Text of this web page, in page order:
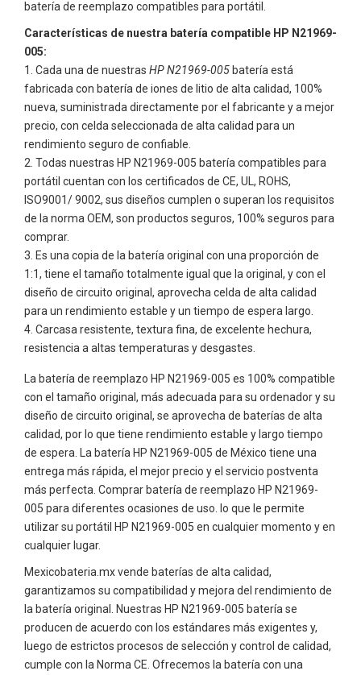
batería de reemplazo compatibles para portátil.
Características de nuestra batería compatible HP N21969-
005:
Cada una de nuestras HP N21969-005 batería está
fabricada con batería de iones de litio de alta calidad, 100%
nueva, suministrada directamente por el fabricante y a mejor
precio, con celda seleccionada de alta calidad para un
rendimiento seguro de confiable.
Todas nuestras HP N21969-005 batería compatibles para
portátil cuentan con los certificados de CE, UL, ROHS,
ISO9001/ 9002, sus diseños cumplen o superan los requisitos
de la norma OEM, son productos seguros, 100% seguros para
comprar.
Es una copia de la batería original con una proporción de
1:1, tiene el tamaño totalmente igual que la original, y con el
diseño de circuito original, aprovecha celda de alta calidad
para un rendimiento estable y un tiempo de espera largo.
Carcasa resistente, textura fina, de excelente hechura,
resistencia a altas temperaturas y desgastes.
La batería de reemplazo HP N21969-005 es 100% compatible
con el tamaño original, más adecuada para su ordenador y su
diseño de circuito original, se aprovecha de baterías de alta
calidad, por lo que tiene rendimiento estable y largo tiempo
de espera. La batería HP N21969-005 de México tiene una
entrega más rápida, el mejor precio y el servicio postventa
más perfecta. Comprar batería de reemplazo HP N21969-
005 para diferentes ocasiones de uso. lo que le permite
utilizar su portátil HP N21969-005 en cualquier momento y en
cualquier lugar.
Mexicobateria.mx vende baterías de alta calidad,
garantizamos su compatibilidad y mejora del rendimiento de
la batería original. Nuestras HP N21969-005 batería se
producen de acuerdo con los estándares más exigentes y,
luego de estrictos procesos de selección y control de calidad,
cumple con la Norma CE. Ofrecemos la batería con una